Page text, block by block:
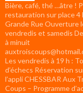
Bière, café, thé …âtre !
restauration sur place 4
Grande Rue Ouverture
vendredis et samedis
à minuit
Les vendredis à 19 h :
d’échecs Réservation
l’appli CHESSBAR Aux
Coups – Programme